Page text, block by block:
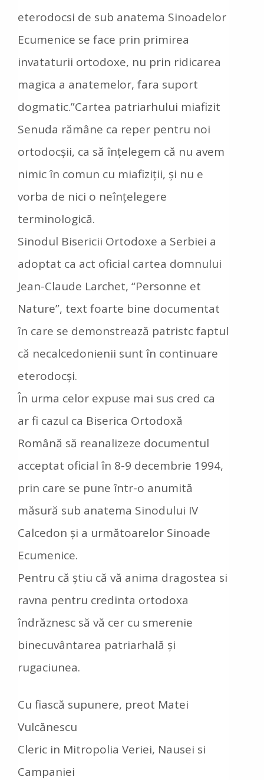
eterodocsi de sub anatema Sinoadelor
Ecumenice se face prin primirea
invataturii ortodoxe, nu prin ridicarea
magica a anatemelor, fara suport
dogmatic.”Cartea patriarhului miafizit
Senuda rămâne ca reper pentru noi
ortodocșii, ca să înțelegem că nu avem
nimic în comun cu miafiziții, și nu e
vorba de nici o neînțelegere
terminologică.
Sinodul Bisericii Ortodoxe a Serbiei a
adoptat ca act oficial cartea domnului
Jean-Claude Larchet, “Personne et
Nature”, text foarte bine documentat
în care se demonstrează patristc faptul
că necalcedonienii sunt în continuare
eterodocși.
În urma celor expuse mai sus cred ca
ar fi cazul ca Biserica Ortodoxă
Română să reanalizeze documentul
acceptat oficial în 8-9 decembrie 1994,
prin care se pune într-o anumită
măsură sub anatema Sinodului IV
Calcedon și a următoarelor Sinoade
Ecumenice.
Pentru că știu că vă anima dragostea si
ravna pentru credinta ortodoxa
îndrăznesc să vă cer cu smerenie
binecuvântarea patriarhală și
rugaciunea.
Cu fiască supunere, preot Matei
Vulcănescu
Cleric in Mitropolia Veriei, Nausei si
Campaniei